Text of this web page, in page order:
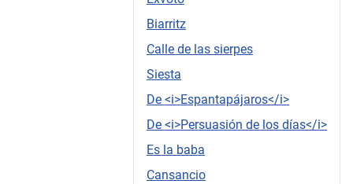
Biarritz
Calle de las sierpes
Siesta
De <i>Espantapájaros</i>
De <i>Persuasión de los días</i>
Es la baba
Cansancio